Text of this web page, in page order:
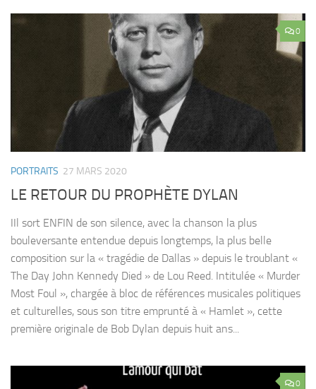
0
PORTRAITS 27 MARS 2020
LE RETOUR DU PROPHÈTE DYLAN
IIl sort ENFIN de son silence, avec la chanson la plus
bouleversante entendue depuis longtemps, la plus belle
composition sur la « tragédie de Dallas » depuis le troublant «
The Day John Kennedy Died » de Lou Reed. Intitulée « Murder
Most Foul », chargée à bloc de références musicales politiques
et culturelles, sous son titre emprunté à « Hamlet », cette
première originale de Bob Dylan depuis huit ans...
0